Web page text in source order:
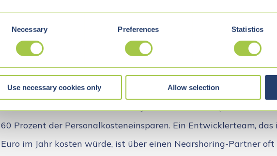
Necessary Preferences Statistics
Use necessary cookies only Allow selection
Digitalisierungsprojekten an Dienstleister in geografisch nahen
attraktive Balance zwischen Kosten und Qualität. Länder wie
oft mit Erfahrung in internationalen Projekten.
60 Prozent der Personalkosteneinsparen. Ein Entwicklerteam,
Euro im Jahr kosten würde, ist über einen Nearshoring-Partner